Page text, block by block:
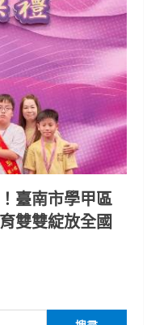
臺南市學甲區
雙雙綻放全國